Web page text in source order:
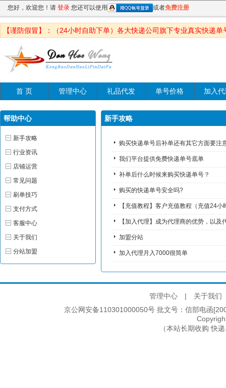
您好，欢迎您！请 登录 您还可以使用 或者免费注册
【谨防假冒】：（24小时自助下单）各大快递公司旗下专业真实快递
首 页 管理中心 礼品代发 单号价格 加入
帮助中心
新手攻略
行业资讯
店铺运营
常见问题
刷单技巧
支付方式
客服中心
关于我们
分站加盟
新手攻略
购买快递单号后补单还有其它方面要注
我们平台提供免费快递单号底单
补单后什么时候来购买快递单号？
购买的快递单号安全吗?
【充值教程】客户充值教程（充值24
【加入代理】成为代理商的优势，以及
加盟分站
加入代理月入7000很简单
管理中心 |
关于我们
京公网安备110301000050号 批文号：信部电函
（本站长期收购 快